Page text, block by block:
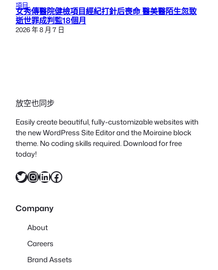
項目
女秀傳醫院健檢項目經紀打針后喪命 醫美醫陌生忽致
逝世罪成判監18個月
2026 年 8 月 7 日
放空也同步
Easily create beautiful, fully-customizable websites with
the new WordPress Site Editor and the Moiraine block
theme. No coding skills required. Download for free
today!
X InstagramLinkedIn Facebook
Company
About
Careers
Brand Assets